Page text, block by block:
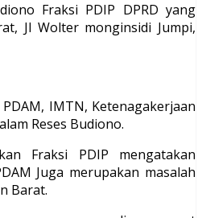
Fraksi PDIP DPRD yang
Jl Wolter monginsidi Jumpi,
IMTN, Ketenagakerjaan
Reses Budiono.
Fraksi PDIP mengatakan
Juga merupakan masalah
Barat.